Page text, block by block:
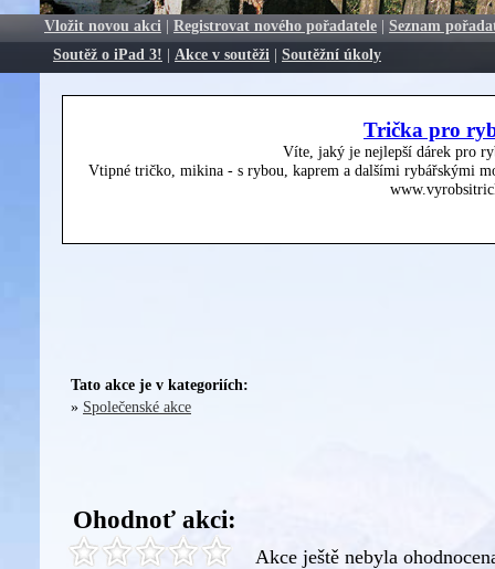
Vložit novou akci | Registrovat nového pořadatele | Seznam
Soutěž o iPad 3! | Akce v soutěži | Soutěžní úkoly
Trička pro
Víte, jaký je nejlepší dárek pro
Vtipné tričko, mikina - s rybou, kaprem a dalšími rybářskými
Tato akce je v kategoriích:
» Společenské akce
Ohodnoť akci:
Akce ještě nebyla